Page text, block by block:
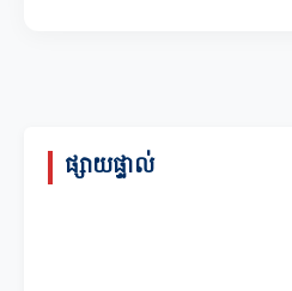
ផ្សាយផ្ទាល់